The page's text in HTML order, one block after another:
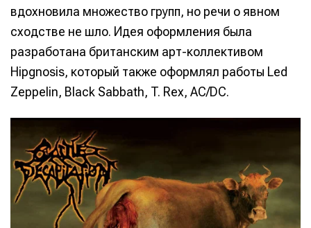
вдохновила множество групп, но речи о явном
сходстве не шло. Идея оформления была
разработана британским арт-коллективом
Hipgnosis, который также оформлял работы Led
Zeppelin, Black Sabbath, T. Rex, AC/DC.